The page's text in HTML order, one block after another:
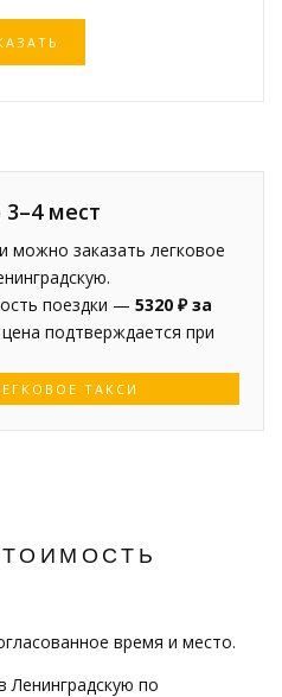
мест
можно заказать легковое
поездки — 5320 ₽ за
подтверждается при
ТАКСИ
время и место.
Ленинградскую по